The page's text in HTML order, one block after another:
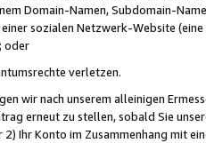
Domain-Namen, Subdomain-
sozialen Netzwerk-Website
oder
verletzen.
wir nach unserem alleinigen
erneut zu stellen, sobald Sie
Ihr Konto im Zusammenhang mit